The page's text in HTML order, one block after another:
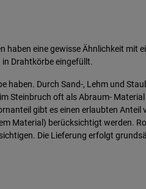
eine gewisse Ähnlichkeit mit
Drahtkörbe eingefüllt.
Durch Sand-, Lehm und
Steinbruch oft als Abraum-
gibt es einen erlaubten Anteil
Material) berücksichtigt werden.
Die Lieferung erfolgt